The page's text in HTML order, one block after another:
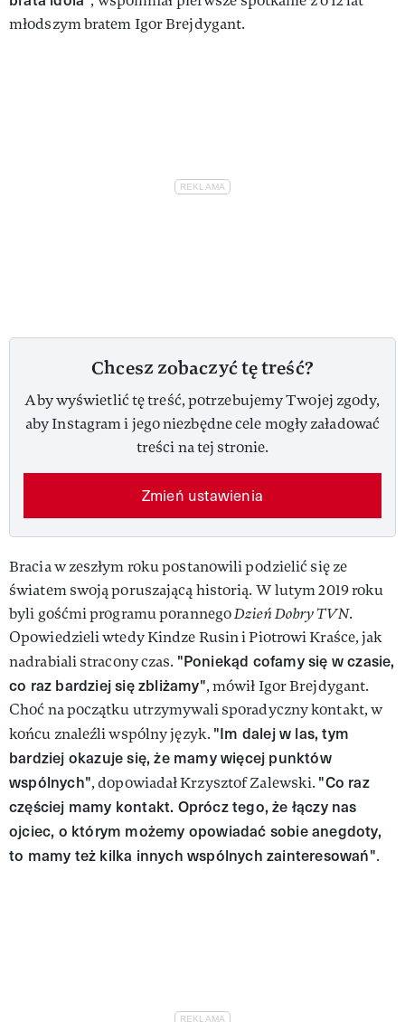
młodszym bratem Igor Brejdygant.
Chcesz zobaczyć tę treść?
Aby wyświetlić tę treść, potrzebujemy Twojej zgody,
aby Instagram i jego niezbędne cele mogły załadować
treści na tej stronie.
Zmień ustawienia
Bracia w zeszłym roku postanowili podzielić się ze
światem swoją poruszającą historią. W lutym 2019 roku
byli gośćmi programu porannegoDzień Dobry TVN.
Opowiedzieli wtedy Kindze Rusin i Piotrowi Kraśce, jak
nadrabiali stracony czas. "Poniekąd cofamy się w czasie,
co raz bardziej się zbliżamy", mówił Igor Brejdygant.
Choć na początku utrzymywali sporadyczny kontakt, w
końcu znaleźli wspólny język. "Im dalej w las, tym
bardziej okazuje się, że mamy więcej punktów
wspólnych", dopowiadał Krzysztof Zalewski. "Co raz
częściej mamy kontakt. Oprócz tego, że łączy nas
ojciec, o którym możemy opowiadać sobie anegdoty,
to mamy też kilka innych wspólnych zainteresowań".